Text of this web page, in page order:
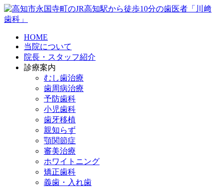
HOME
当院について
院長・スタッフ紹介
診療案内
むし歯治療
歯周病治療
予防歯科
小児歯科
歯牙移植
親知らず
顎関節症
審美治療
ホワイトニング
矯正歯科
義歯・入れ歯